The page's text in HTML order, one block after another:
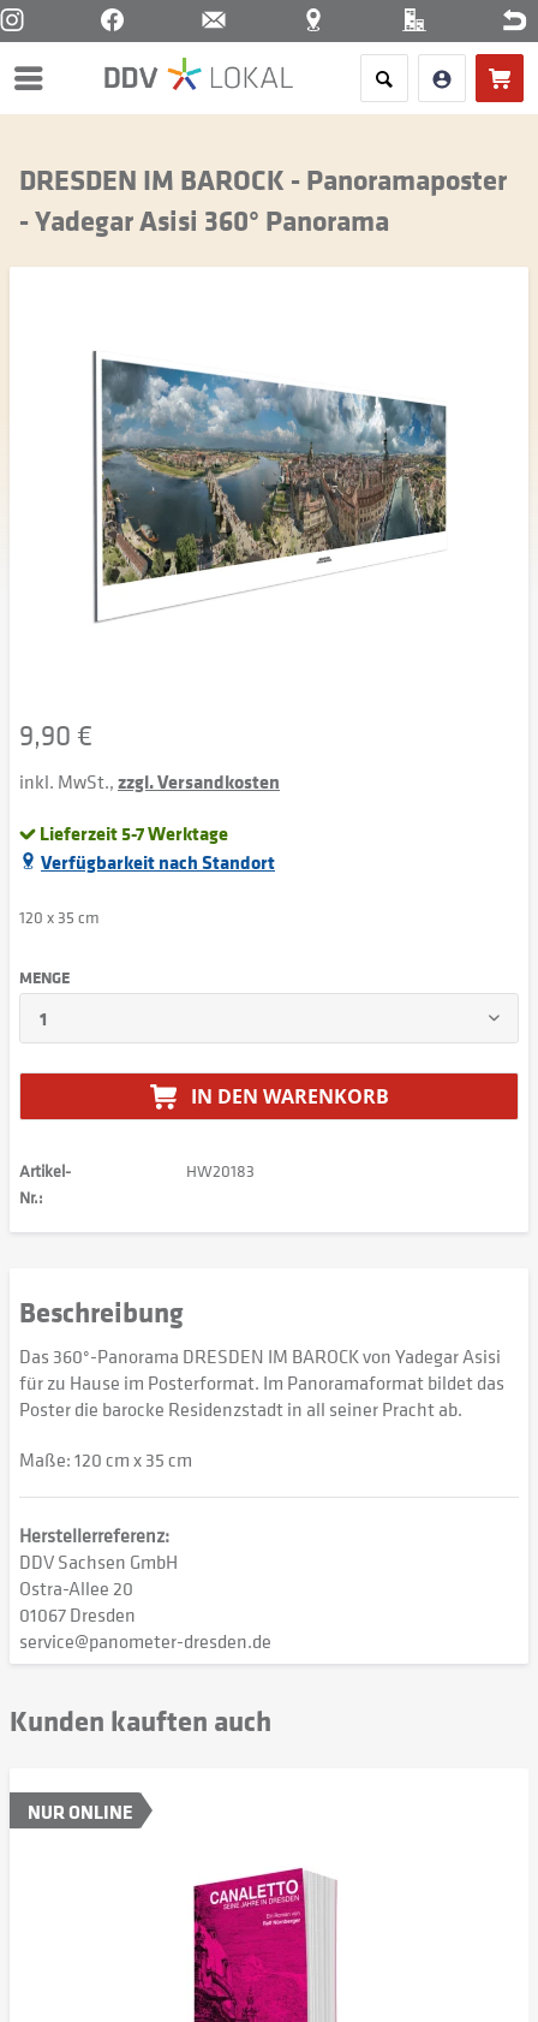
Menü
DRESDEN IM BAROCK - Panoramaposter
- Yadegar Asisi 360° Panorama
9,90 €
inkl. MwSt.,zzgl. Versandkosten
Lieferzeit 5-7 Werktage
Verfügbarkeit nach Standort
120 x 35 cm
MENGE
IN DEN WARENKORB
Artikel-
Nr.:
HW20183
Beschreibung
Das 360°-Panorama DRESDEN IM BAROCK von Yadegar Asisi
für zu Hause im Posterformat. Im Panoramaformat bildet das
Poster die barocke Residenzstadt in all seiner Pracht ab.
Maße: 120 cm x 35 cm
Herstellerreferenz:
DDV Sachsen GmbH
Ostra-Allee 20
01067 Dresden
service@panometer-dresden.de
Kunden kauften auch
NUR ONLINE